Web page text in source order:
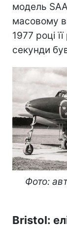
модель
масовому
1977 році
секунди
Фото:
Bristol: